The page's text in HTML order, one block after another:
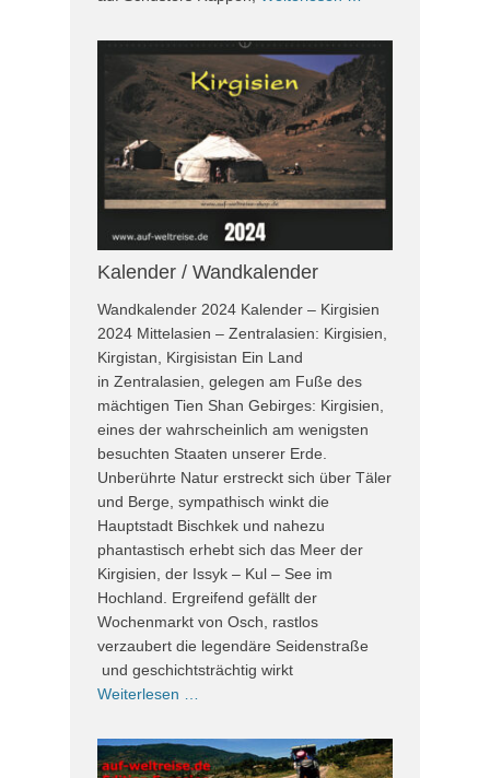
Kalender / Wandkalender
Wandkalender 2024 Kalender – Kirgisien
2024 Mittelasien – Zentralasien: Kirgisien,
Kirgistan, Kirgisistan Ein Land
in Zentralasien, gelegen am Fuße des
mächtigen Tien Shan Gebirges: Kirgisien,
eines der wahrscheinlich am wenigsten
besuchten Staaten unserer Erde.
Unberührte Natur erstreckt sich über Täler
und Berge, sympathisch winkt die
Hauptstadt Bischkek und nahezu
phantastisch erhebt sich das Meer der
Kirgisien, der Issyk – Kul – See im
Hochland. Ergreifend gefällt der
Wochenmarkt von Osch, rastlos
verzaubert die legendäre Seidenstraße
und geschichtsträchtig wirkt
Weiterlesen …